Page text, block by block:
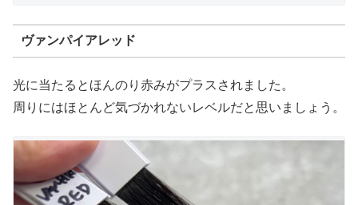
ヴァンパイアレッド
光に当たるとほんのり赤みがプラスされました。
周りにはほとんど気づかれないレベルだと思いましょう。